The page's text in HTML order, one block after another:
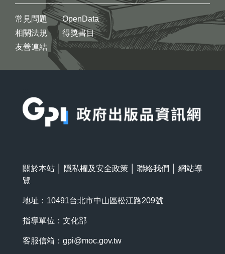
常見問題
相關法規
友善連結
OpenData
得獎書目
關於本站 隱私權及安全政策 聯絡我們
網站導
覽
地址：10491台北市中山區松江路209號
指導單位：文化部
客服信箱： gpi@moc.gov.tw